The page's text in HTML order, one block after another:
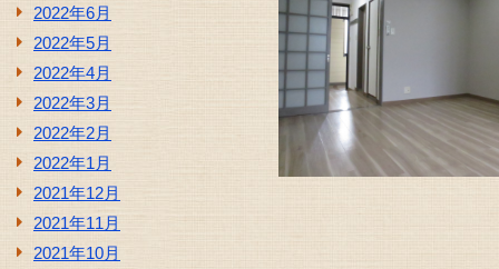
2022年6月
2022年5月
2022年4月
2022年3月
2022年2月
2022年1月
2021年12月
2021年11月
2021年10月